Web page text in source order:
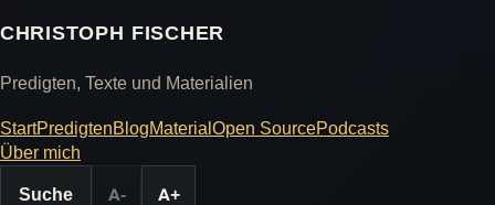
CHRISTOPH FISCHER
Predigten, Texte und Materialien
StartPredigtenBlogMaterialOpen SourcePodcasts
Über mich
Suche
A- A+